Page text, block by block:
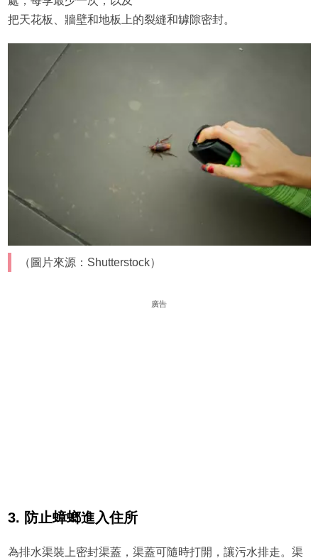
把天花板、牆壁和地板上的裂縫和罅隙密封。
（圖片來源：Shutterstock）
廣告
3. 防止蟑螂進入住所
為排水渠裝上密封渠蓋，渠蓋可隨時打開，讓污水排走。渠